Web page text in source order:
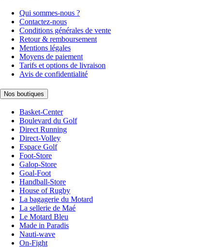
Qui sommes-nous ?
Contactez-nous
Conditions générales de vente
Retour & remboursement
Mentions légales
Moyens de paiement
Tarifs et options de livraison
Avis de confidentialité
Nos boutiques
Basket-Center
Boulevard du Golf
Direct Running
Direct-Volley
Espace Golf
Foot-Store
Galop-Store
Goal-Foot
Handball-Store
House of Rugby
La bagagerie du Motard
La sellerie de Maé
Le Motard Bleu
Made in Paradis
Nauti-wave
On-Fight